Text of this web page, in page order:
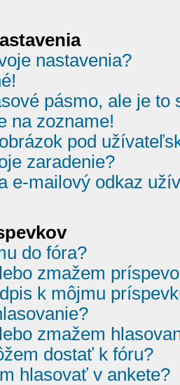
nastavenia?
pásmo, ale je to
na zozname!
pod
zaradenie?
e-mailový odkaz
do fóra?
zmažem
k môjmu
zmažem
dostať k fóru?
hlasovať v ankete?